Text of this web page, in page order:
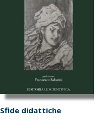
Sfide didattiche